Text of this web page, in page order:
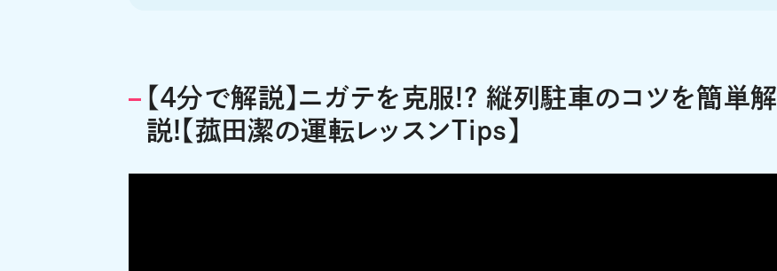
【4分で解説】ニガテを克服!? 縦列駐車のコツを簡単解
説!【菰田潔の運転レッスンTips】